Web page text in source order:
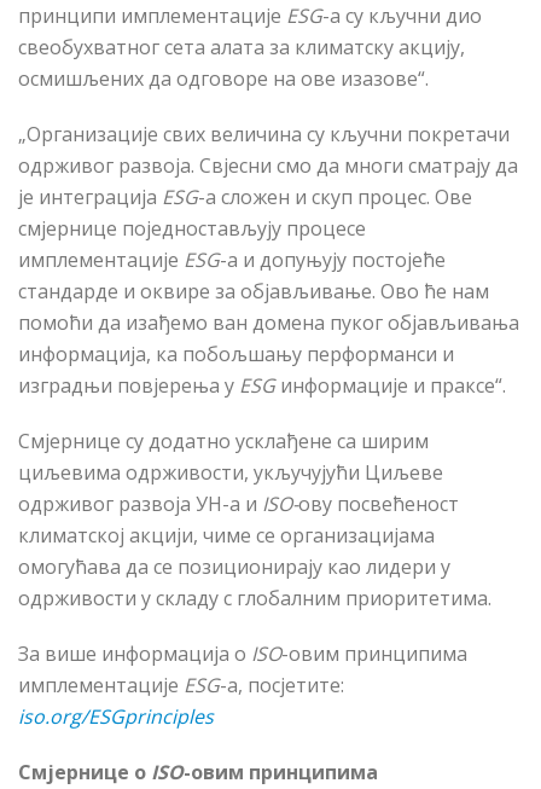
принципи имплементације ESG-а су кључни дио
свеобухватног сета алата за климатску акцију,
осмишљених да одговоре на ове изазове“.
„Организације свих величина су кључни покретачи
одрживог развоја. Свјесни смо да многи сматрају да
је интеграција ESG-а сложен и скуп процес. Ове
смјернице поједностављују процесе
имплементације ESG-а и допуњују постојеће
стандарде и оквире за објављивање. Ово ће нам
помоћи да изађемо ван домена пуког објављивања
информација, ка побољшању перформанси и
изградњи повјерења у ESGинформације и праксе“.
Смјернице су додатно усклађене са ширим
циљевима одрживости, укључујући Циљеве
одрживог развоја УН-а и ISO-ову посвећеност
климатској акцији, чиме се организацијама
омогућава да се позиционирају као лидери у
одрживости у складу с глобалним приоритетима.
За више информација о ISO-овим принципима
имплементације ESG-а, посјетите:
iso.org/ESGprinciples
Смјернице о ISO-овим принципима